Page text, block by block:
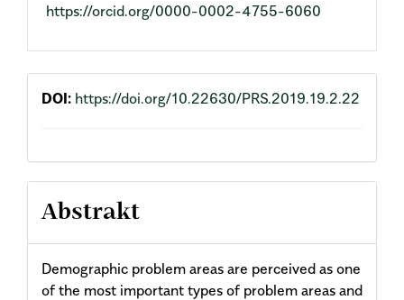
https://orcid.org/0000-0002-4755-6060
DOI: https://doi.org/10.22630/PRS.2019.19.2.22
Abstrakt
Demographic problem areas are perceived as one
of the most important types of problem areas and